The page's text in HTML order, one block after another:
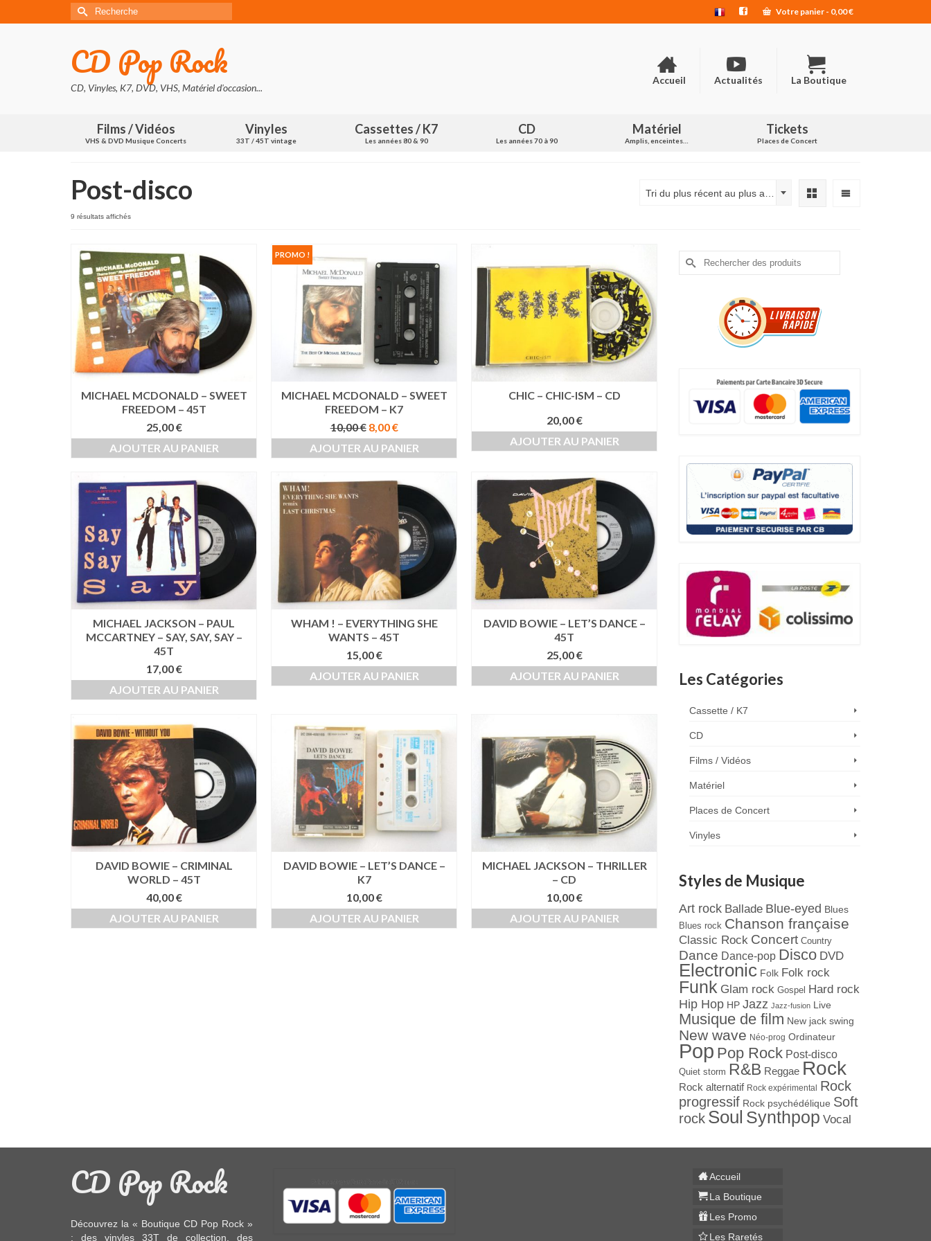
Votre panier - 0,00€
Rechercher :
CD Pop Rock
CD, Vinyles, K7, DVD, VHS, Matériel d'occasion...
Accueil Actualités La Boutique
Films / Vidéos
VHS & DVD Musique Concerts
Vinyles
33T / 45T vintage
Cassettes / K7
Les années 80 & 90
CD
Les années 70 à 90
Matériel
Amplis, enceintes…
Tickets
Places de Concert
Post-disco
9 résultats affichésTrié
récent
au
plus
ancien
MICHAEL MCDONALD – SWEET
FREEDOM – 45T
25,00€
AJOUTER AU PANIER
PROMO !
MICHAEL MCDONALD – SWEET
FREEDOM – K7
10,00€ Le
prix
initial
10,00 €.
8,00€Le
prix
actuel
8,00 €.
AJOUTER AU PANIER
CHIC – CHIC-ISM – CD
20,00€
AJOUTER AU PANIER
MICHAEL JACKSON – PAUL
MCCARTNEY – SAY, SAY, SAY –
45T
17,00€
AJOUTER AU PANIER
WHAM ! – EVERYTHING SHE
WANTS – 45T
15,00€
AJOUTER AU PANIER
DAVID BOWIE – LET’S DANCE –
45T
25,00€
AJOUTER AU PANIER
DAVID BOWIE – CRIMINAL
WORLD – 45T
40,00€
AJOUTER AU PANIER
DAVID BOWIE – LET’S DANCE –
K7
10,00€
AJOUTER AU PANIER
MICHAEL JACKSON – THRILLER
– CD
10,00€
AJOUTER AU PANIER
Rechercher :
Les Catégories
Cassette / K7
CD
Films / Vidéos
Matériel
Places de Concert
Vinyles
Styles de Musique
Art rock Ballade Blue-eyed Blues
Blues rock Chanson française
Classic Rock Concert Country
Dance Dance-pop Disco DVD
Electronic Folk Folk rock
Funk Glam rock Gospel Hard rock
Hip Hop HP Jazz Jazz-fusion Live
Musique de film New jack swing
New wave Néo-prog Ordinateur
Pop Pop Rock Post-disco
Quiet storm R&B Reggae Rock
Rock alternatif Rock expérimental Rock
progressif Rock psychédélique Soft
rock Soul Synthpop Vocal
CD Pop Rock
Découvrez la « Boutique CD Pop Rock »
: des vinyles 33Tde collection, des
Accueil
La Boutique
Les Promo
Les Raretés